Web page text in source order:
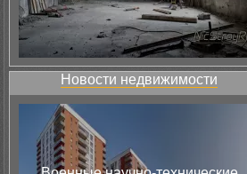
Новости недвижимости